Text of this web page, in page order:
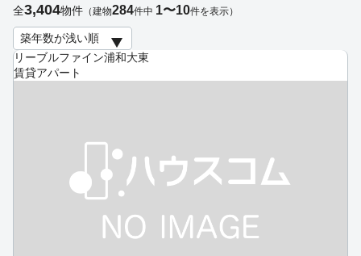
リーブルファイン浦和大東
賃貸アパート
全3,404物件 （建物284件中 1〜10件を表示）